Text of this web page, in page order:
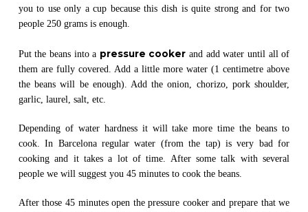
you to use only a cup because this dish is quite strong and for two
people 250 grams is enough.
Put the beans into a pressure cooker and add water until all of
them are fully covered. Add a little more water (1 centimetre above
the beans will be enough). Add the onion, chorizo, pork shoulder,
garlic, laurel, salt, etc.
Depending of water hardness it will take more time the beans to
cook. In Barcelona regular water (from the tap) is very bad for
cooking and it takes a lot of time. After some talk with several
people we will suggest you 45 minutes to cook the beans.
After those 45 minutes open the pressure cooker and prepare that we